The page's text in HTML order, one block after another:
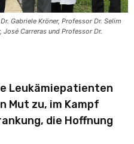
Gabriele Kröner, Professor Dr. Selim
Carreras und Professor Dr.
Leukämiepatienten
Mut zu, im Kampf
die Hoffnung